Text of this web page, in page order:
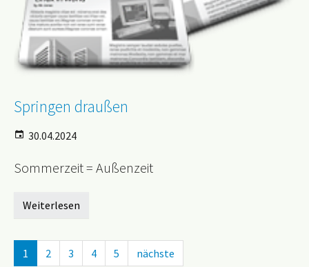
Springen draußen
30.04.2024
Sommerzeit = Außenzeit
Weiterlesen
1 2 3 4 5 nächste